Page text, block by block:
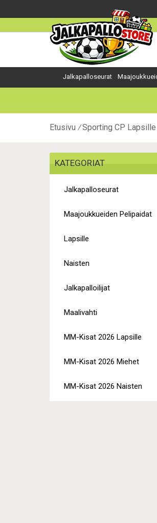
Jalkapalloseurat
Etusivu Sporting CP Lapsille
KATEGORIAT
Jalkapalloseurat
Maajoukkueiden Pelipaidat
Lapsille
Naisten
Jalkapalloilijat
Maalivahti
MM-Kisat 2026 Lapsille
MM-Kisat 2026 Miehet
MM-Kisat 2026 Naisten